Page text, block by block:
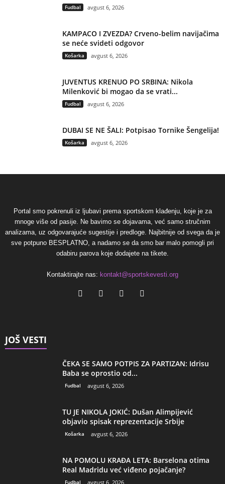
Fudbal avgust 6, 2026
KAMPACO I ZVEZDA? Crveno-belim navijačima
se neće svideti odgovor
Košarka avgust 6, 2026
JUVENTUS KRENUO PO SRBINA: Nikola
Milenković bi mogao da se vrati...
Fudbal avgust 6, 2026
DUBAI SE NE ŠALI: Potpisao Tornike Šengelija!
Košarka avgust 6, 2026
Portal smo pokrenuli iz ljubavi prema sportskom klađenju, koje je za
mnoge više od pasije. Ne bavimo se dojavama, već samo stručnim
analizama, uz odgovarajuće sugestije i predloge. Najbitnije od svega da je
sve potpuno BESPLATNO, a nadamo se da smo bar malo pomogli pri
odabiru parova koje dodajete na tikete.
Kontaktirajte nas: kontakt@sportskevesti.org
JOŠ VESTI
ČEKA SE SAMO POTPIS ZA PARTIZAN: Idrisu
Baba se oprostio od...
Fudbal avgust 6, 2026
TU JE NIKOLA JOKIĆ: Dušan Alimpijević
objavio spisak reprezentacije Srbije
Košarka avgust 6, 2026
NA POMOLU KRAĐA LETA: Barselona otima
Real Madridu već viđeno pojačanje?
Fudbal avgust 6, 2026